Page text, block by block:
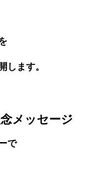
します。
メッセージ
で